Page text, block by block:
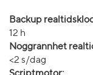
Backup
12 h
Noggrannhet
<2 s/dag